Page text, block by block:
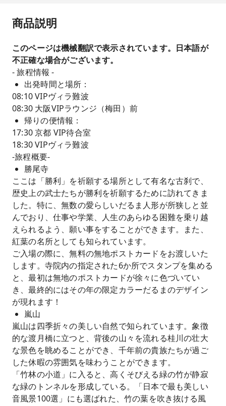
商品説明
このページは機械翻訳で表示されています。日本語が
不正確な場合がございます。
- 旅程情報 -
出発時間と場所：
08:10 VIPヴィラ難波
08:30 大阪VIPラウンジ（梅田）前
帰りの便情報：
17:30 京都 VIP待合室
18:30 VIPヴィラ難波
-旅程概要-
勝尾寺
ここは「勝利」を祈願する場所として有名な古刹で、
歴史上の武士たちが勝利を祈願するために訪れてきま
した。特に、無数の愛らしいだるま人形が所狭しと並
んでおり、仕事や学業、人生のあらゆる困難を乗り越
えられるよう、願い事をすることができます。また、
紅葉の名所としても知られています。
ご入場の際に、無料の無地ポストカードをお渡しいた
します。寺院内の指定された6か所でスタンプを集める
と、最初は無地のポストカードが徐々に色づいてい
き、最終的にはその年の限定カラーだるまのデザイン
が現れます！
嵐山
嵐山は四季折々の美しい自然で知られています。象徴
的な渡月橋に立つと、背後の山々を流れる桂川の壮大
な景色を眺めることができ、千年前の貴族たちが過ご
した休暇の雰囲気を味わうことができます。
「竹林の小道」に入ると、高くそびえる緑の竹が静寂
な緑のトンネルを形成している。「日本で最も美しい
音風景100選」にも選ばれた、竹の葉を吹き抜ける風